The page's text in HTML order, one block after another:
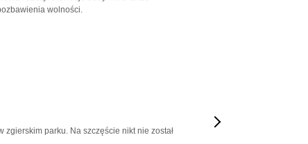
wolności.
zgierskim parku. Na szczęście nikt nie został